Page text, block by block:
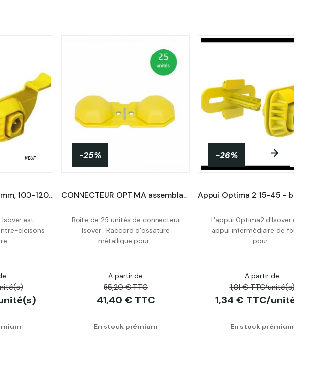
NEUF
APPUI OPTIMA 2 120mm, 100-120mm
Isover est
cloisons
Acheter
-25%
CONNECTEUR OPTIMA assemblage par clipsage de fourrures Lot de 25
Boite de 25 unités de connecteur
Isover : Raccord d’ossature
métallique pour...
A partir de
55,20 € TTC
41,40 € TTC
En stock prémium
Acheter
-26%
L'appui Optima2 d'Isover est un
appui intermédiaire de fourrure
pour...
A partir de
1,81 € TTC/unité(s)
1,34 € TTC/unité(s)
En stock prémium